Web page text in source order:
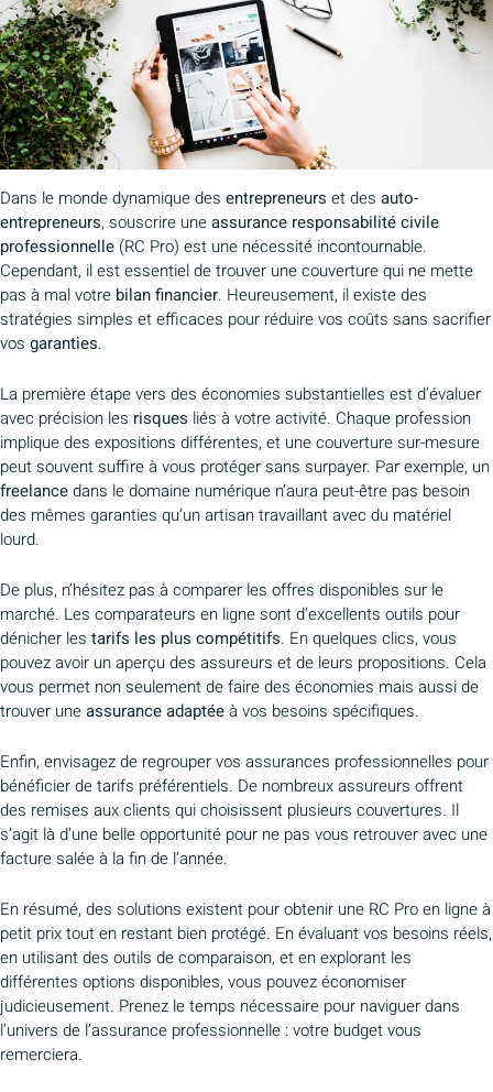
Dans le monde dynamique des entrepreneurs et des auto-
entrepreneurs, souscrire uneassurance responsabilité civile
professionnelle (RC Pro) est une nécessité incontournable.
Cependant, il est essentiel de trouver une couverture qui ne mette
pas à mal votre bilan financier. Heureusement, il existe des
stratégies simples et efficaces pour réduire vos coûts sans sacrifier
vos garanties.
La première étape vers des économies substantielles est d’évaluer
avec précision les risques liés à votre activité. Chaque profession
implique des expositions différentes, et une couverture sur-mesure
peut souvent suffire à vous protéger sans surpayer. Par exemple, un
freelancedans le domaine numérique n’aura peut-être pas besoin
des mêmes garanties qu’un artisan travaillant avec du matériel
lourd.
De plus, n’hésitez pas à comparer les offres disponibles sur le
marché. Les comparateurs en ligne sont d’excellents outils pour
dénicher les tarifs les plus compétitifs. En quelques clics, vous
pouvez avoir un aperçu des assureurs et de leurs propositions. Cela
vous permet non seulement de faire des économies mais aussi de
trouver uneassurance adaptéeà vos besoins spécifiques.
Enfin, envisagez de regrouper vos assurances professionnelles pour
bénéficier de tarifs préférentiels. De nombreux assureurs offrent
des remises aux clients qui choisissent plusieurs couvertures. Il
s’agit là d’une belle opportunité pour ne pas vous retrouver avec une
facture salée à la fin de l’année.
En résumé, des solutions existent pour obtenir une RC Pro en ligne à
petit prix tout en restant bien protégé. En évaluant vos besoins réels,
en utilisant des outils de comparaison, et en explorant les
différentes options disponibles, vous pouvez économiser
judicieusement. Prenez le temps nécessaire pour naviguer dans
l’univers de l’assurance professionnelle : votre budget vous
remerciera.